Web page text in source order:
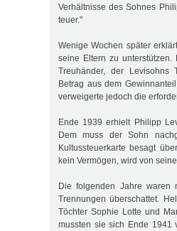
Verhältnisse des Sohnes
teuer."
Wenige Wochen später
seine Eltern zu
Treuhänder, der Levisohns
Betrag aus dem
verweigerte jedoch die
Ende 1939 erhielt Philipp
Dem muss der Sohn
Kultussteuerkarte besagt
kein Vermögen, wird von
Die folgenden Jahre waren
Trennungen überschattet.
Töchter Sophie Lotte und
mussten sie sich Ende 1941